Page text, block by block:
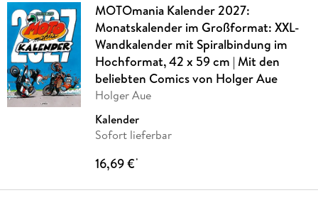
MOTOmania Kalender 2027:
Monatskalender im Großformat: XXL-
Wandkalender mit Spiralbindung im
Hochformat, 42 x 59 cm | Mit den
beliebten Comics von Holger Aue
Holger Aue
Kalender
Sofort lieferbar
16,69 €*